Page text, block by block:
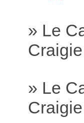
» Le
» Le